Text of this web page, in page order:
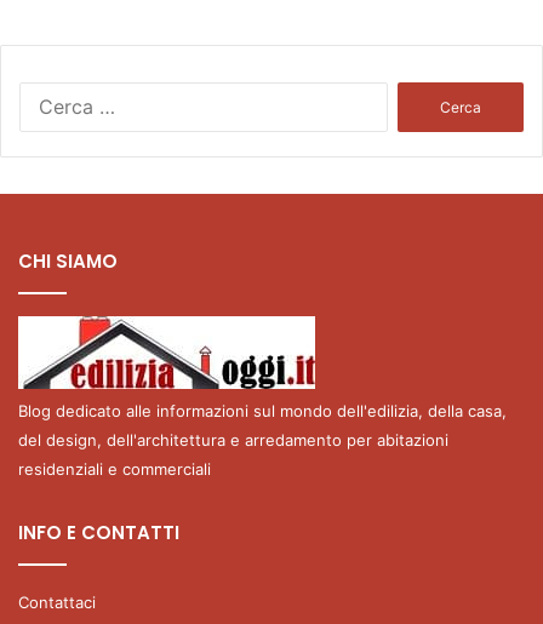
CHI SIAMO
Blog dedicato alle informazioni sul mondo dell'edilizia, della casa,
del design, dell'architettura e arredamento per abitazioni
residenziali e commerciali
INFO E CONTATTI
Contattaci